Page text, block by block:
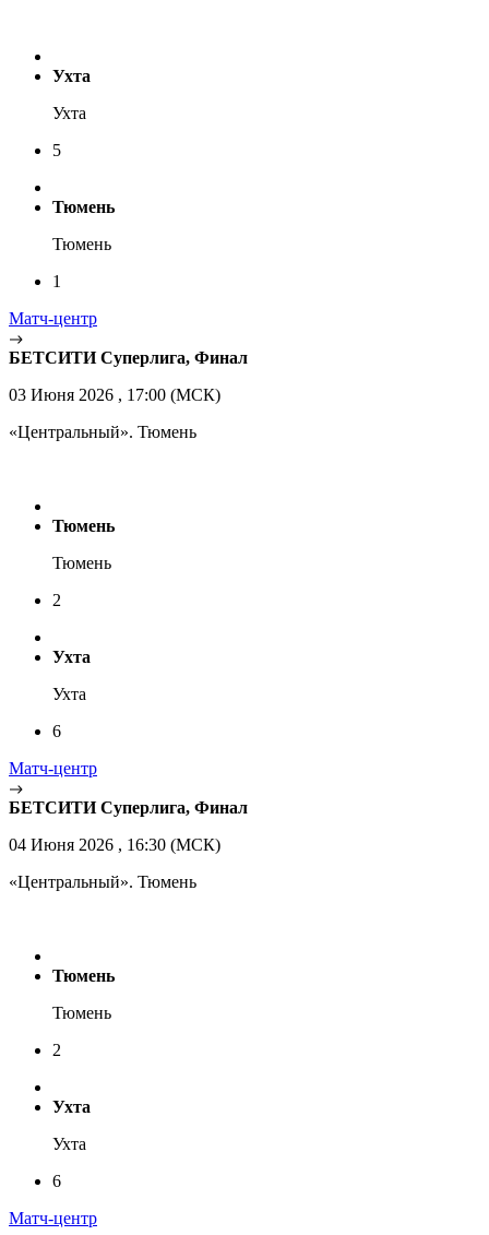
Ухта
Ухта
5
Тюмень
Тюмень
1
Матч-центр
БЕТСИТИ Суперлига, Финал
03 Июня 2026 , 17:00 (МСК)
«Центральный». Тюмень
Тюмень
Тюмень
2
Ухта
Ухта
6
Матч-центр
БЕТСИТИ Суперлига, Финал
04 Июня 2026 , 16:30 (МСК)
«Центральный». Тюмень
Тюмень
Тюмень
2
Ухта
Ухта
6
Матч-центр